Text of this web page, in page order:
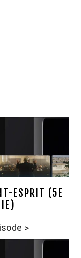
ESPRIT (5E
>